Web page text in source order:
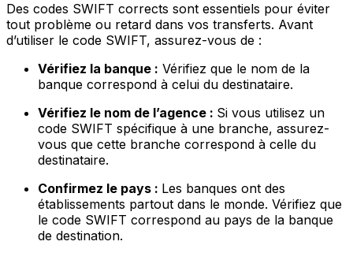
Des codes SWIFT corrects sont essentiels pour éviter
tout problème ou retard dans vos transferts. Avant
d’utiliser le code SWIFT, assurez-vous de :
Vérifiez la banque : Vérifiez que le nom de la
banque correspond à celui du destinataire.
Vérifiez le nom de l’agence : Si vous utilisez un
code SWIFT spécifique à une branche, assurez-
vous que cette branche correspond à celle du
destinataire.
Confirmez le pays : Les banques ont des
établissements partout dans le monde. Vérifiez que
le code SWIFT correspond au pays de la banque
de destination.